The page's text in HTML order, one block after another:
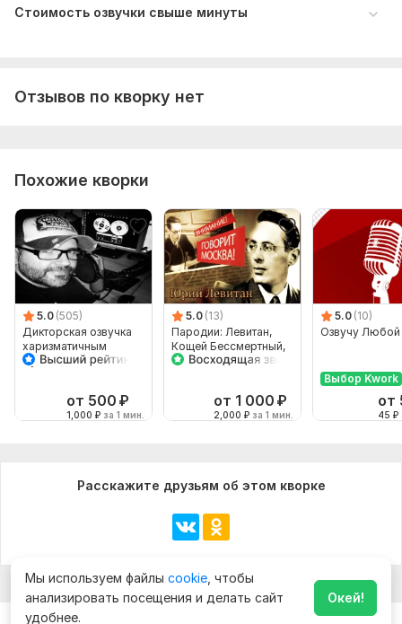
Стоимость озвучки свыше минуты
Отзывов по кворку нет
Похожие кворки
5.0 (505)
Дикторская озвучка
харизматичным
мужским голосом для
от 500 ₽
1,000 ₽ за 1 мин.
5.0 (13)
Пародии: Левитан,
Кощей Бессмертный,
Баба Яга
от 1 000 ₽
2,000 ₽ за 1 мин.
5.0 (10)
Озвучу Любой
Выбор Kwork
от
45 ₽
Расскажите друзьям об этом кворке
Мы используем файлы cookie , чтобы
анализировать посещения и делать сайт
удобнее.
Окей!